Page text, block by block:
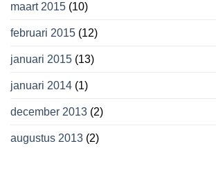
maart 2015 (10)
februari 2015 (12)
januari 2015 (13)
januari 2014 (1)
december 2013 (2)
augustus 2013 (2)